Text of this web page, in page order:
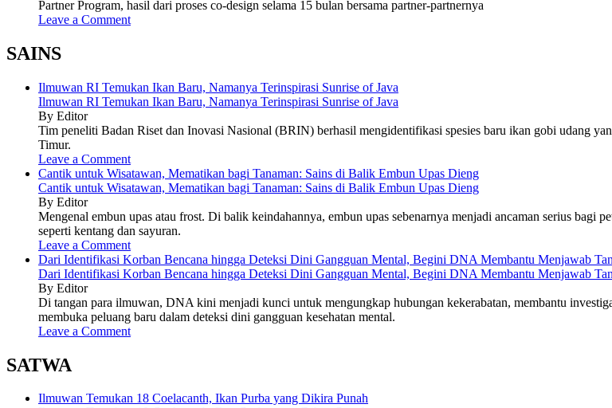
Partner Program, hasil dari proses co-design selama 15 bulan bersama partner-partnernya
Leave a Comment
SAINS
Ilmuwan RI Temukan Ikan Baru, Namanya Terinspirasi Sunrise of Java
Ilmuwan RI Temukan Ikan Baru, Namanya Terinspirasi Sunrise of Java
By Editor
Tim peneliti Badan Riset dan Inovasi Nasional (BRIN) berhasil mengidentifikasi spesies baru ikan gobi udang
Timur.
Leave a Comment
Cantik untuk Wisatawan, Mematikan bagi Tanaman: Sains di Balik Embun Upas Dieng
Cantik untuk Wisatawan, Mematikan bagi Tanaman: Sains di Balik Embun Upas Dieng
By Editor
Mengenal embun upas atau frost. Di balik keindahannya, embun upas sebenarnya menjadi ancaman serius bagi
seperti kentang dan sayuran.
Leave a Comment
Dari Identifikasi Korban Bencana hingga Deteksi Dini Gangguan Mental, Begini DNA Membantu Menjawab
Dari Identifikasi Korban Bencana hingga Deteksi Dini Gangguan Mental, Begini DNA Membantu Menjawab
By Editor
Di tangan para ilmuwan, DNA kini menjadi kunci untuk mengungkap hubungan kekerabatan, membantu
membuka peluang baru dalam deteksi dini gangguan kesehatan mental.
Leave a Comment
SATWA
Ilmuwan Temukan 18 Coelacanth, Ikan Purba yang Dikira Punah